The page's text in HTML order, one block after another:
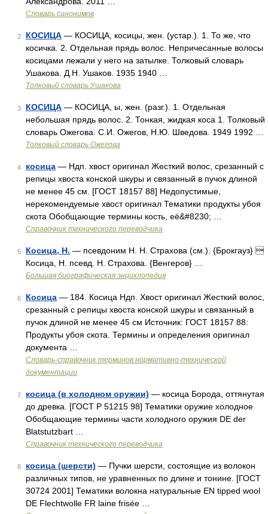
Словарь синонимов
2 КОСИЦА — КОСИЦА, косицы, жен. (устар.). 1. То же, что
косичка. 2. Отдельная прядь волос. Непричесанные волосы
косицами лежали у него на затылке. Толковый словарь
Ушакова. Д.Н. Ушаков. 1935 1940 …
Толковый словарь Ушакова
3 КОСИЦА — КОСИЦА, ы, жен. (разг.). 1. Отдельная
небольшая прядь волос. 2. Тонкая, жидкая коса 1. Толковый
словарь Ожегова. С.И. Ожегов, Н.Ю. Шведова. 1949 1992 …
Толковый словарь Ожегова
4 косица — Ндп. хвост оригинал Жесткий волос, срезанный с
репицы хвоста конской шкуры и связанный в пучок длиной
не менее 45 см. [ГОСТ 18157 88] Недопустимые,
нерекомендуемые хвост оригинал Тематики продукты убоя
скота Обобщающие термины кость, её&#8230; …
Справочник технического переводчика
5 Косица, Н. — псевдоним Н. Н. Страхова (см.). {Брокгауз} 
Косица, Н. псевд. Н. Страхова. {Венгеров} …
Большая биографическая энциклопедия
6 Косица — 184. Косица Ндп. Хвост оригинал Жесткий волос,
срезанный с репицы хвоста конской шкуры и связанный в
пучок длиной не менее 45 см Источник: ГОСТ 18157 88:
Продукты убоя скота. Термины и определения оригинал
документа …
Словарь-справочник терминов нормативно-технической
документации
7 косица (в холодном оружии) — косица Борода, оттянутая
до древка. [ГОСТ Р 51215 98] Тематики оружие холодное
Обобщающие термины части холодного оружия DE der
Blatstutzbart …
Справочник технического переводчика
8 косица (шерсти) — Пучки шерсти, состоящие из волокон
различных типов, не уравненных по длине и тонине. [ГОСТ
30724 2001] Тематики волокна натуральные EN tipped wool
DE Flechtwolle FR laine frisée …